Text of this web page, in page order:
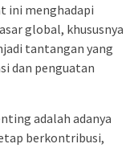
ini menghadapi
global, khususnya
tantangan yang
dan penguatan
adalah adanya
berkontribusi,